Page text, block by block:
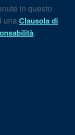
in questo
unaClausola di
.